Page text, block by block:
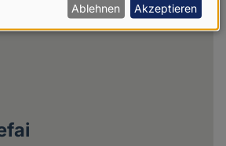
Ablehnen Akzeptieren